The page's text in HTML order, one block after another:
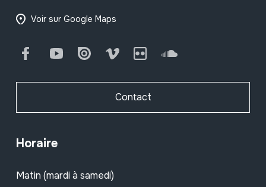
Voir sur Google Maps
FacebookYoutube Issuu Vimeo Flickr SoundCloud
Contact
Horaire
Matin (mardi à samedi)